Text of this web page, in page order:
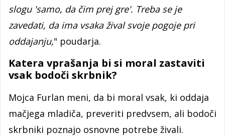
slogu 'samo, da čim prej gre'. Treba se je
zavedati, da ima vsaka žival svoje pogoje pri
oddajanju," poudarja.
Katera vprašanja bi si moral zastaviti
vsak bodoči skrbnik?
Mojca Furlan meni, da bi moral vsak, ki oddaja
mačjega mladiča, preveriti predvsem, ali bodoči
skrbniki poznajo osnovne potrebe živali.